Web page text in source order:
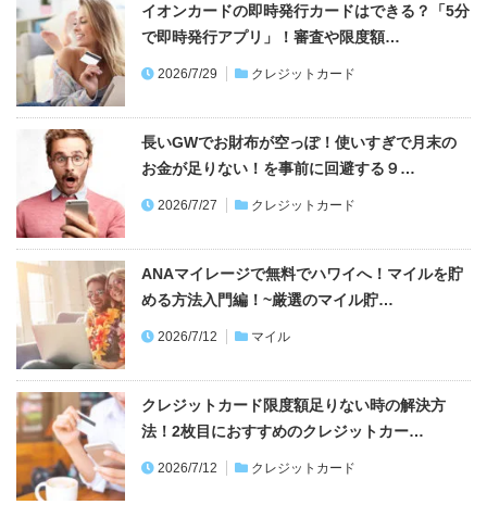
イオンカードの即時発行カードはできる？「5分
で即時発行アプリ」！審査や限度額…
2026/7/29 クレジットカード
長いGWでお財布が空っぽ！使いすぎで月末の
お金が足りない！を事前に回避する９…
2026/7/27 クレジットカード
ANAマイレージで無料でハワイへ！マイルを貯
める方法入門編！~厳選のマイル貯…
2026/7/12 マイル
クレジットカード限度額足りない時の解決方
法！2枚目におすすめのクレジットカー…
2026/7/12 クレジットカード